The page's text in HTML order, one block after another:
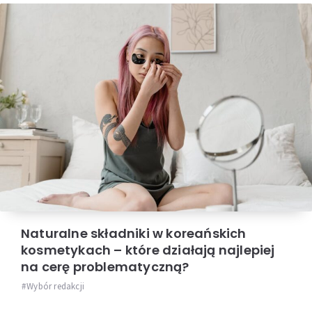
Naturalne składniki w koreańskich
kosmetykach – które działają najlepiej
na cerę problematyczną?
Wybór redakcji